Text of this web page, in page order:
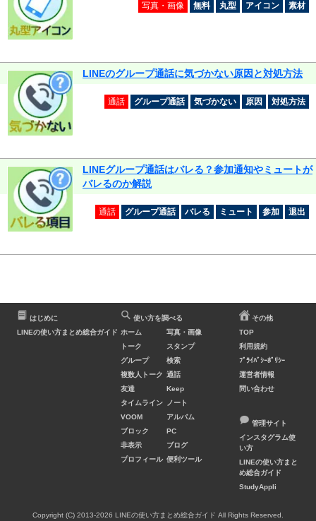
写真・画像 無料 丸型 アイコン 素材
LINEのグループ通話に気づかない原因と対処方法
通話 グループ通話 気づかない 原因 対処方法
LINEグループ通話はバレる？参加通知やミュートが
バレるのか解説
通話 グループ通話 バレる ミュート 参加 退出
はじめに
LINEの使い方まとめ総合ガイド
使い方を調べる
ホーム
トーク
グループ
複数人トーク
友達
タイムライン
VOOM
ブロック
非表示
プロフィール
写真・画像
スタンプ
検索
通話
Keep
ノート
アルバム
PC
ブログ
便利ツール
その他
TOP
利用規約
ﾌﾟﾗｲﾊﾞｼｰﾎﾟﾘｼｰ
運営者情報
問い合わせ
管理サイト
インスタグラム使
い方
LINEの使い方まと
め総合ガイド
StudyAppli
Copyright (C) 2013-2026 LINEの使い方まとめ総合ガイド All Rights Reserved.